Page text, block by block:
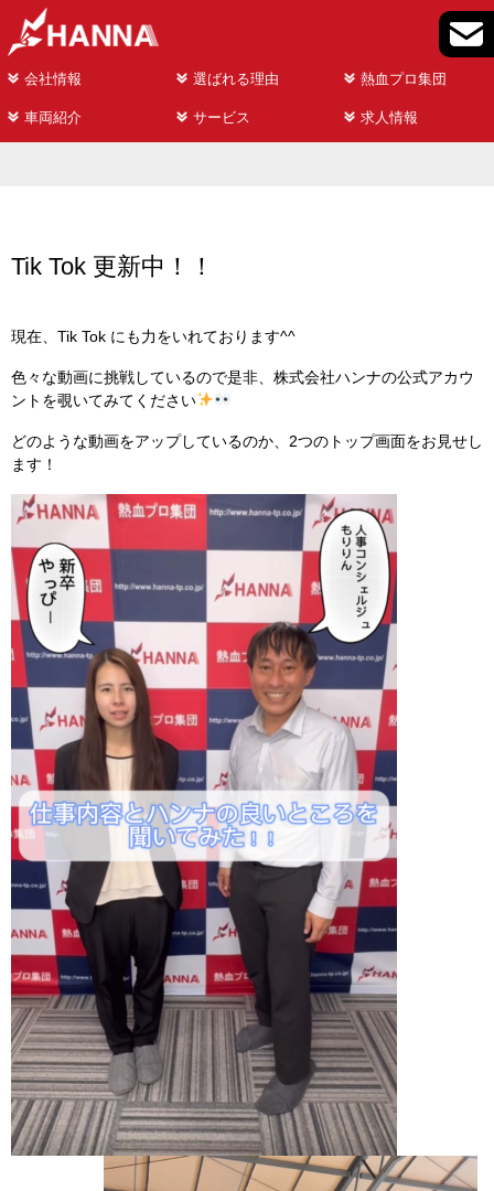
会社情報 選ばれる理由 熱血プロ集団
車両紹介 サービス 求人情報
Tik Tok 更新中！！
現在、Tik Tok にも力をいれております^^
色々な動画に挑戦しているので是非、株式会社ハンナの公式アカウ
ントを覗いてみてください
どのような動画をアップしているのか、2つのトップ画面をお見せし
ます！